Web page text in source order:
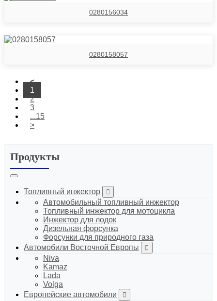
0280156034
0280158057
<
1
2
3
...15
>
Продукты
Топливный инжектор
Автомобильный топливный инжектор
Топливный инжектор для мотоцикла
Инжектор для лодок
Дизельная форсунка
Форсунки для природного газа
Автомобили Восточной Европы
Niva
Kamaz
Lada
Volga
Европейские автомобили